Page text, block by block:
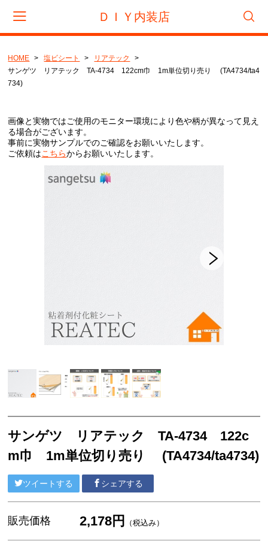
ＤＩＹ内装店
フロアタイル
サンゲツ
タジマ
東リ LAYフローリング
ベルビアン
クッションフロア
襖引き手
ソフト巾木
サンゲツ
東リ
HOME 塩ビシート
リアテック
サンゲツ リアテック TA-4734 122cm巾 1m単位切り売り (TA4734/ta4
734)
画像と実物ではご使用のモニター環境により色や柄が異なって見え
る場合がございます。
事前に実物サンプルでのご確認をお願いいたします。
ご依頼はこちらからお願いいたします。
サンゲツ リアテック TA-4734 122c
m巾 1m単位切り売り (TA4734/ta4734)
ツイートする シェアする
販売価格 2,178円 （税込み）